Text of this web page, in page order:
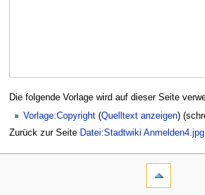
Die folgende Vorlage wird auf dieser Seite
Vorlage:Copyright (Quelltext anzeigen)
Zurück zur Seite Datei:Stadtwiki Anmelden4.jpg